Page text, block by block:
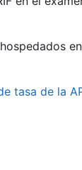
tasa de la